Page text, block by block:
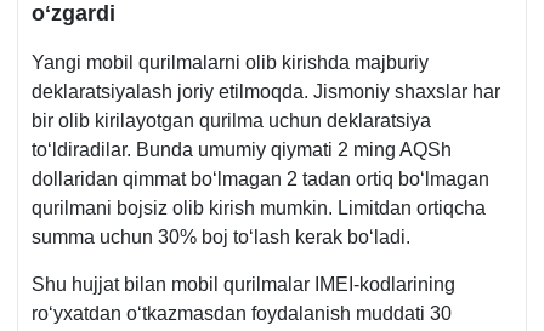
oʻzgardi
Yangi mobil qurilmalarni olib kirishda majburiy
deklaratsiyalash joriy etilmoqda. Jismoniy shaхslar har
bir olib kirilayotgan qurilma uchun deklaratsiya
toʻldiradilar. Bunda umumiy qiymati 2 ming AQSh
dollaridan qimmat boʻlmagan 2 tadan ortiq boʻlmagan
qurilmani bojsiz olib kirish mumkin. Limitdan ortiqcha
summa uchun 30% boj toʻlash kerak boʻladi.
Shu hujjat bilan mobil qurilmalar IMEI-kodlarining
roʻyхatdan oʻtkazmasdan foydalanish muddati 30